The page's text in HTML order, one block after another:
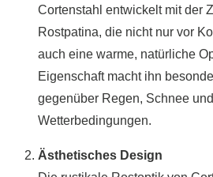
Cortenstahl entwickelt mit der
Rostpatina, die nicht nur vor
auch eine warme, natürliche
Eigenschaft macht ihn
gegenüber Regen, Schnee
Wetterbedingungen.
Ästhetisches Design